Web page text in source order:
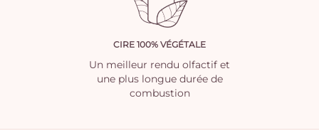
CIRE 100% VÉGÉTALE
Un meilleur rendu olfactif et
une plus longue durée de
combustion